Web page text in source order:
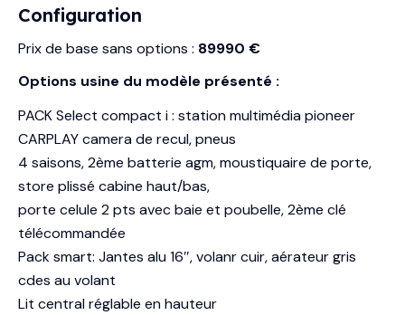
Configuration
Prix de base sans options : 89990 €
Options usine du modèle présenté :
PACK Select compact i : station multimédia pioneer
CARPLAY camera de recul, pneus
4 saisons, 2ème batterie agm, moustiquaire de porte,
store plissé cabine haut/bas,
porte celule 2 pts avec baie et poubelle, 2ème clé
télécommandée
Pack smart: Jantes alu 16″, volanr cuir, aérateur gris
cdes au volant
Lit central réglable en hauteur